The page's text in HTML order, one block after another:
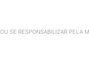
SE RESPONSABILIZAR